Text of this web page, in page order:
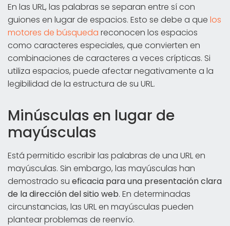
En las URL, las palabras se separan entre sí con
guiones en lugar de espacios. Esto se debe a que los
motores de búsqueda reconocen los espacios
como caracteres especiales, que convierten en
combinaciones de caracteres a veces crípticas. Si
utiliza espacios, puede afectar negativamente a la
legibilidad de la estructura de su URL.
Minúsculas en lugar de
mayúsculas
Está permitido escribir las palabras de una URL en
mayúsculas. Sin embargo, las mayúsculas han
demostrado su eficacia para una presentación clara
de la dirección del sitio web. En determinadas
circunstancias, las URL en mayúsculas pueden
plantear problemas de reenvío.